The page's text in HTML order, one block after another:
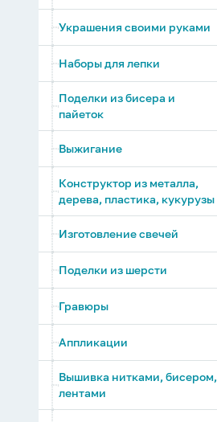
Украшения своими руками
Наборы для лепки
Поделки из бисера и
пайеток
Выжигание
Конструктор из металла,
дерева, пластика, кукурузы
Изготовление свечей
Поделки из шерсти
Гравюры
Аппликации
Аппликации из EVА
Аппликации из страз и
Вышивка нитками, бисером,
лентами